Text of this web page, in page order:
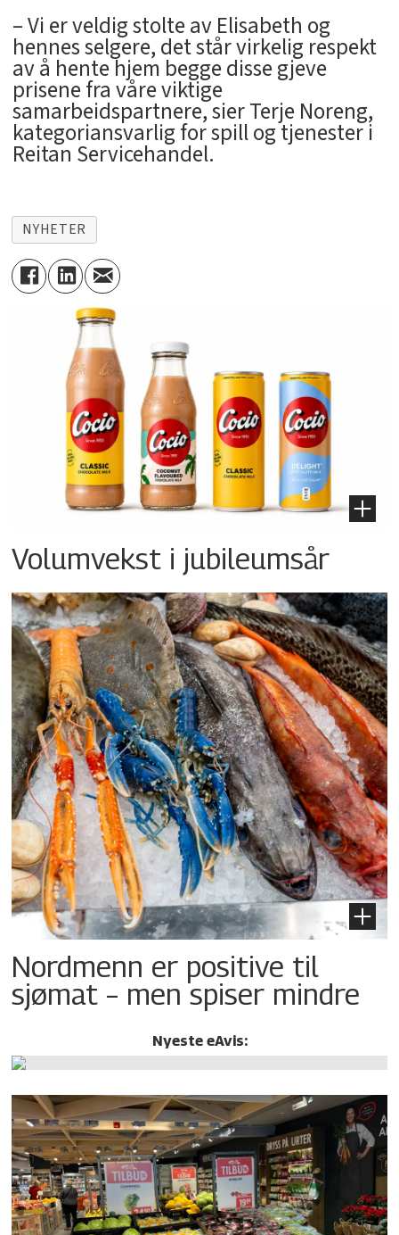
– Vi er veldig stolte av Elisabeth og
hennes selgere, det står virkelig respekt
av å hente hjem begge disse gjeve
prisene fra våre viktige
samarbeidspartnere, sier Terje Noreng,
kategoriansvarlig for spill og tjenester i
Reitan Servicehandel.
NYHETER
Volumvekst i jubileumsår
Nordmenn er positive til
sjømat – men spiser mindre
Nyeste eAvis: